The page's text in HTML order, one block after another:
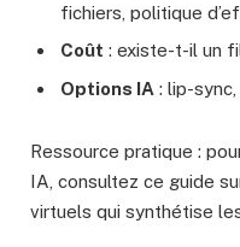
fichiers, politique
Coût : existe-t-il un
Options IA : lip-
Ressource pratique :
IA, consultez ce guide
virtuels qui synthétise